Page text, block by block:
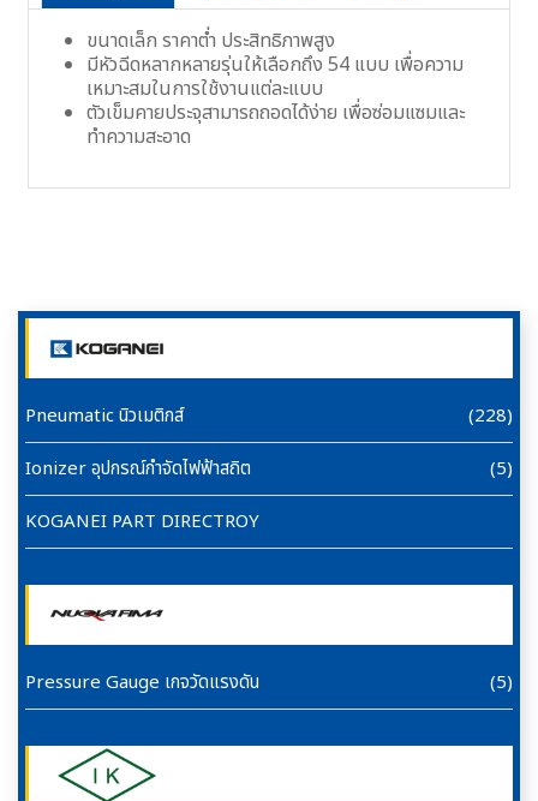
Pneumatic นิวเมติกส์
(228)
Ionizer อุปกรณ์กำจัดไฟฟ้าสถิต
(5)
KOGANEI PART DIRECTROY
Pressure Gauge เกจวัดแรงดัน (5)
ขนาดเล็ก ราคาต่ำ ประสิทธิภาพสูง
มีหัวฉีดหลากหลายรุ่นให้เลือกถึง 54 แบบ เพื่อความ
เหมาะสมในการใช้งานแต่ละแบบ
ตัวเข็มคายประจุสามารถถอดได้ง่าย เพื่อซ่อมแซมและ
ทำความสะอาด